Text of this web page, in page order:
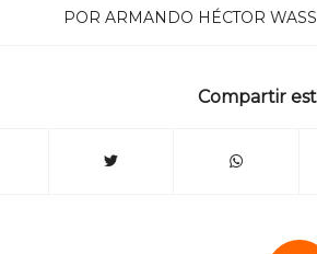
POR ARMANDO HÉCTOR
Compartir